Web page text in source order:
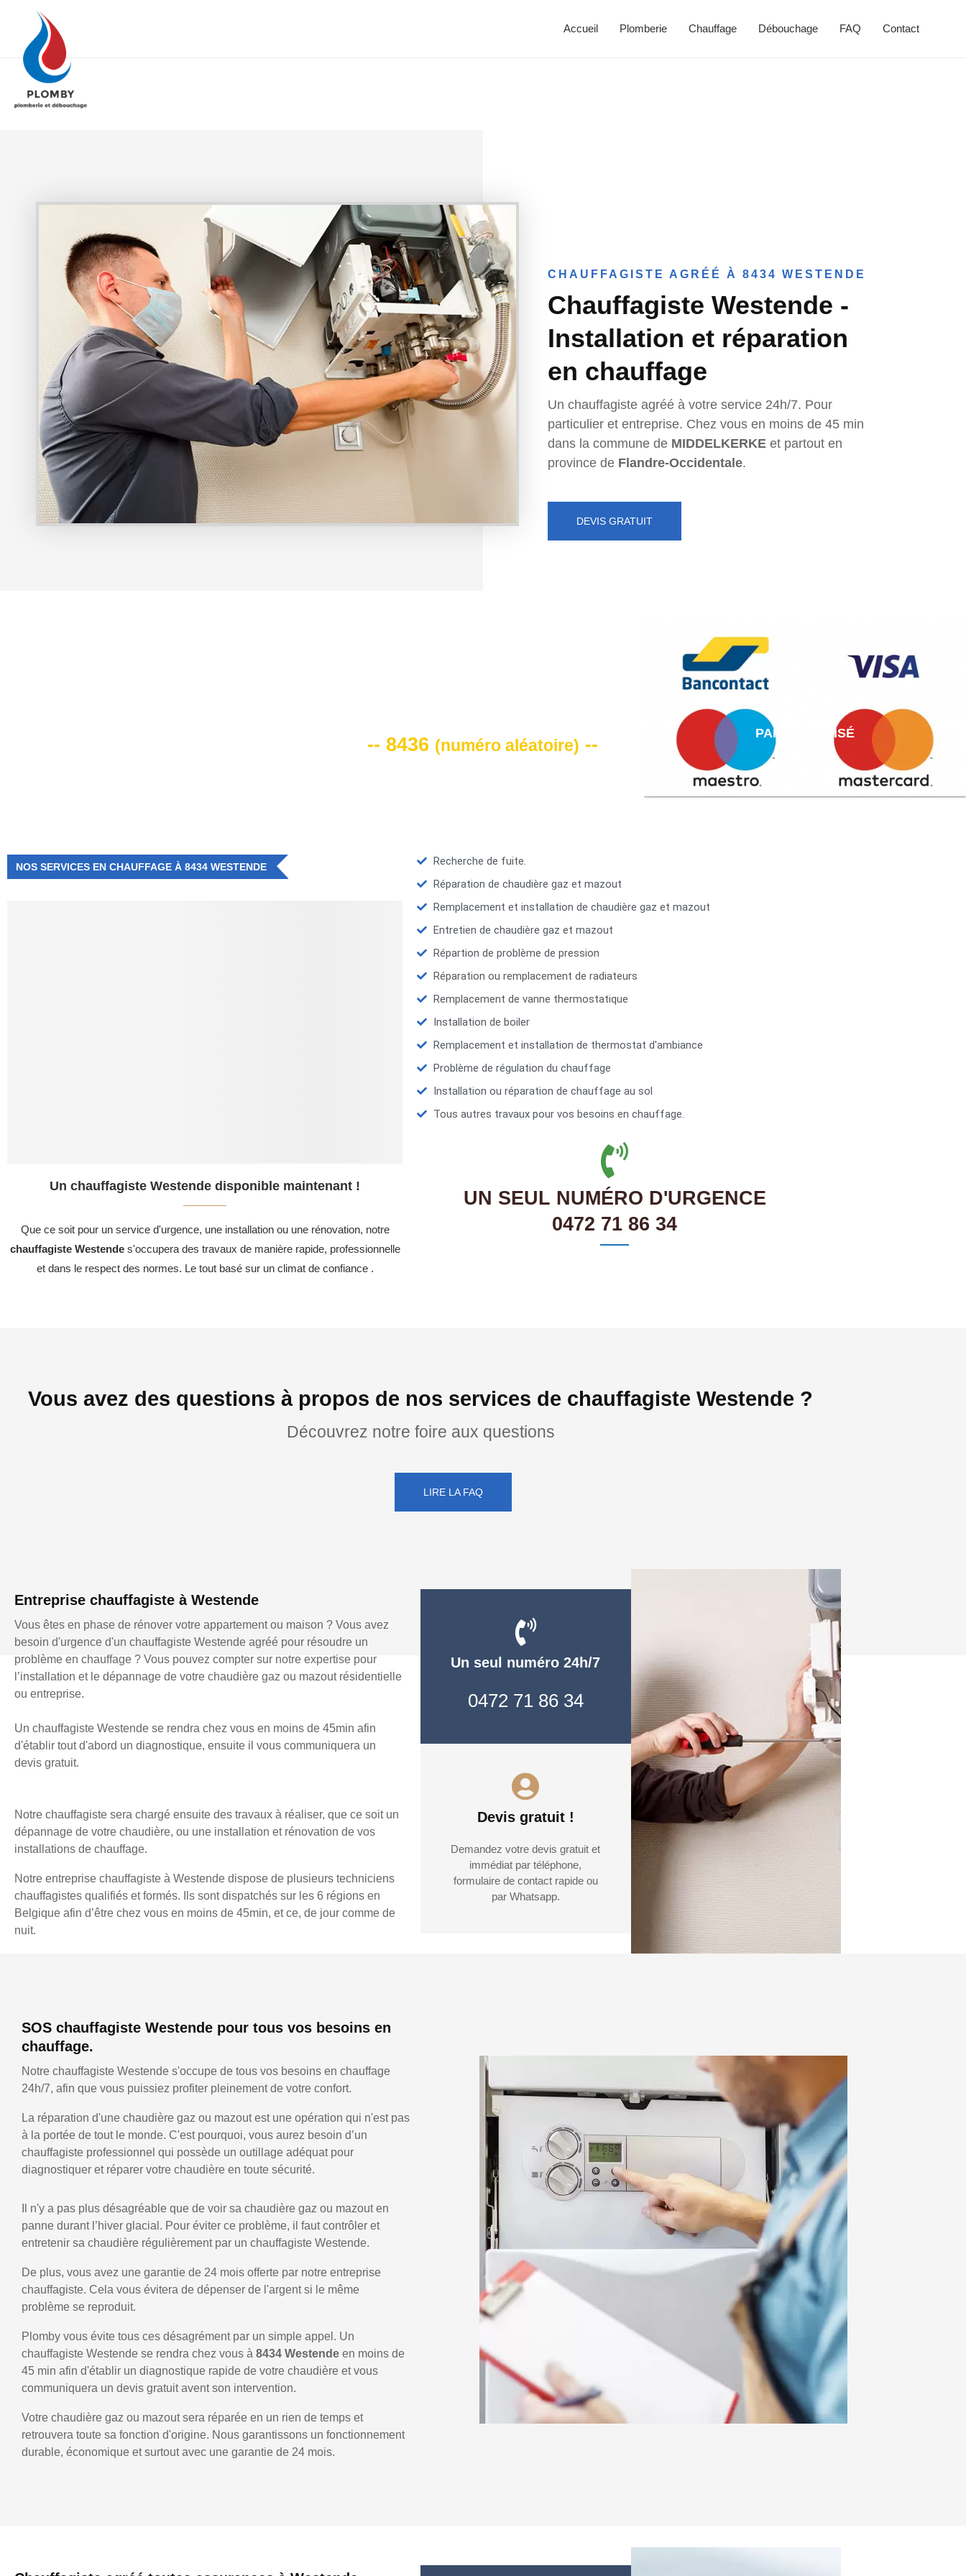
Accueil Plomberie Chauffage Débouchage FAQ Contact
CHAUFFAGISTE AGRÉÉ À 8434 WESTENDE
Chauffagiste Westende -
Installation et réparation
en chauffage
Un chauffagiste agréé à votre service 24h/7. Pour
particulier et entreprise. Chez vous en moins de 45 min
dans la commune de MIDDELKERKE et partout en
province de Flandre-Occidentale.
DEVIS GRATUIT
-- 8436 (numéro aléatoire) --
PAIEMENT AISÉ
NOS SERVICES EN CHAUFFAGE À 8434 WESTENDE
Un chauffagiste Westende disponible maintenant !
Que ce soit pour un service d'urgence, une installation ou une rénovation, notre
chauffagiste Westendes'occupera des travaux de manière rapide, professionnelle
et dans le respect des normes. Le tout basé sur un climat de confiance .
Recherche de fuite.
Réparation de chaudière gaz et mazout
Remplacement et installation de chaudière gaz et mazout
Entretien de chaudière gaz et mazout
Répartion de problème de pression
Réparation ou remplacement de radiateurs
Remplacement de vanne thermostatique
Installation de boiler
Remplacement et installation de thermostat d'ambiance
Problème de régulation du chauffage
Installation ou réparation de chauffage au sol
Tous autres travaux pour vos besoins en chauffage.
UN SEUL NUMÉRO D'URGENCE
0472 71 86 34
Vous avez des questions à propos de nos services de chauffagiste Westende ?
Découvrez notre foire aux questions
LIRE LA FAQ
Entreprise chauffagiste à Westende
Vous êtes en phase de rénover votre appartement ou maison ? Vous avez
besoin d'urgence d'un chauffagiste Westende agréé pour résoudre un
problème en chauffage ? Vous pouvez compter sur notre expertise pour
l’installation et le dépannage de votre chaudière gaz ou mazout résidentielle
ou entreprise.
Un chauffagiste Westende se rendra chez vous en moins de 45min afin
d'établir tout d'abord un diagnostique, ensuite il vous communiquera un
devis gratuit.
Notre chauffagiste sera chargé ensuite des travaux à réaliser, que ce soit un
dépannage de votre chaudière, ou une installation et rénovation de vos
installations de chauffage.
Notre entreprise chauffagiste à Westende dispose de plusieurs techniciens
chauffagistes qualifiés et formés. Ils sont dispatchés sur les 6 régions en
Belgique afin d’être chez vous en moins de 45min, et ce, de jour comme de
nuit.
Un seul numéro 24h/7
0472 71 86 34
Devis gratuit !
Demandez votre devis gratuit et
immédiat par téléphone,
formulaire de contact rapide ou
par Whatsapp.
SOS chauffagiste Westende pour tous vos besoins en
chauffage.
Notre chauffagiste Westende s'occupe de tous vos besoins en chauffage
24h/7, afin que vous puissiez profiter pleinement de votre confort.
La réparation d'une chaudière gaz ou mazout est une opération qui n'est pas
à la portée de tout le monde. C'est pourquoi, vous aurez besoin d’un
chauffagiste professionnel qui possède un outillage adéquat pour
diagnostiquer et réparer votre chaudière en toute sécurité.
Il n'y a pas plus désagréable que de voir sa chaudière gaz ou mazout en
panne durant l’hiver glacial. Pour éviter ce problème, il faut contrôler et
entretenir sa chaudière régulièrement par un chauffagiste Westende.
De plus, vous avez une garantie de 24 mois offerte par notre entreprise
chauffagiste. Cela vous évitera de dépenser de l'argent si le même
problème se reproduit.
Plomby vous évite tous ces désagrément par un simple appel. Un
chauffagiste Westende se rendra chez vous à 8434 Westende en moins de
45 min afin d'établir un diagnostique rapide de votre chaudière et vous
communiquera un devis gratuit avent son intervention.
Votre chaudière gaz ou mazout sera réparée en un rien de temps et
retrouvera toute sa fonction d'origine. Nous garantissons un fonctionnement
durable, économique et surtout avec une garantie de 24 mois.